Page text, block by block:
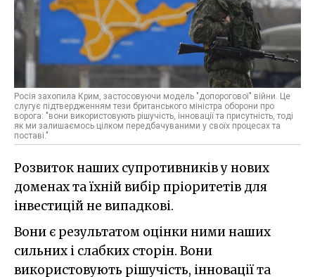
Росія захопила Крим, застосовуючи модель "допорогової" війни. Це
слугує підтвердженням тези британського міністра оборони про
ворога: "вони використовують рішучість, інновації та присутність, тоді
як ми залишаємось цілком передбачуваними у своїх процесах та
поставі."
Розвиток наших супротивників у нових
доменах та їхній вибір пріоритетів для
інвестицій не випадкові.
Вони є результатом оцінки ними наших
сильних і слабких сторін. Вони
використовують рішучість, інновації та